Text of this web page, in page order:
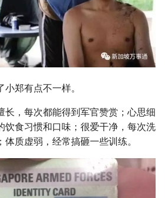
郑有点不一样。
长，每次都能得到军官赞赏；心思细
饮食习惯和口味；很爱干净，每次洗
质虚弱，经常搞砸一些训练。